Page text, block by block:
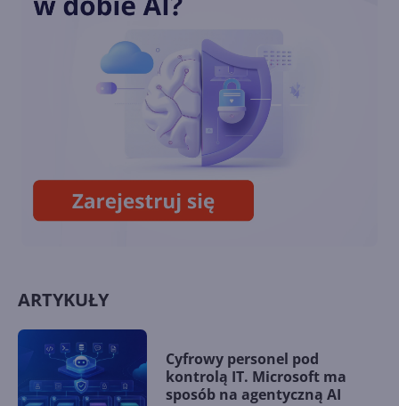
Microsoft opatentował
8BitDo wypuści klawiaturę i
mysz w stylu retro Xboksa
ARTYKUŁY
Cyfrowy personel pod
kontrolą IT. Microsoft ma
sposób na agentyczną AI